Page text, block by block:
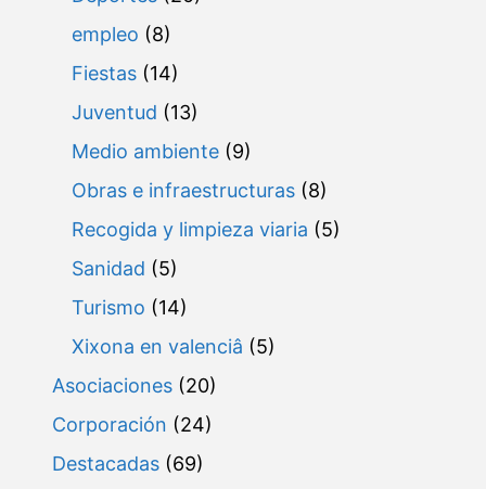
empleo (8)
Fiestas (14)
Juventud (13)
Medio ambiente (9)
Obras e infraestructuras (8)
Recogida y limpieza viaria (5)
Sanidad (5)
Turismo (14)
Xixona en valenciâ (5)
Asociaciones (20)
Corporación (24)
Destacadas (69)